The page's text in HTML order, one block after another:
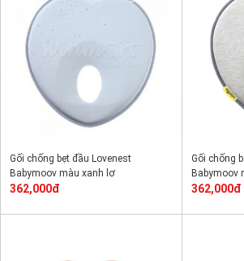
Gối chống bẹt đầu Lovenest
Babymoov màu xanh lơ
362,000đ
Gối chống
Babymoov
362,000đ